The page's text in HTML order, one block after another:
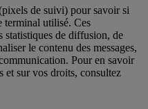
de suivi) pour savoir si
terminal utilisé. Ces
statistiques de diffusion, de
le contenu des messages,
Pour en savoir
et sur vos droits, consultez